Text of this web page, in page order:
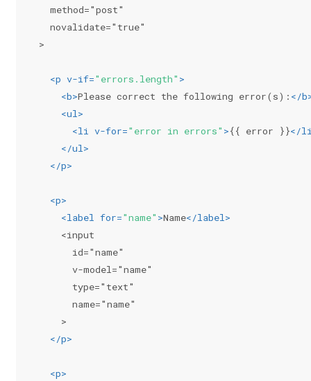
  method="post"
  novalidate="true"
>
<p v-if="errors.length" >
<b>Please correct the following error(s): </b
<ul>
<li v-for="error in errors" >{{ error }}</
</ul>
</p>
<p>
<label for="name" >Name</label>
    <input
      id="name"
      v-model="name"
      type="text"
      name="name"
    >
</p>
<p>